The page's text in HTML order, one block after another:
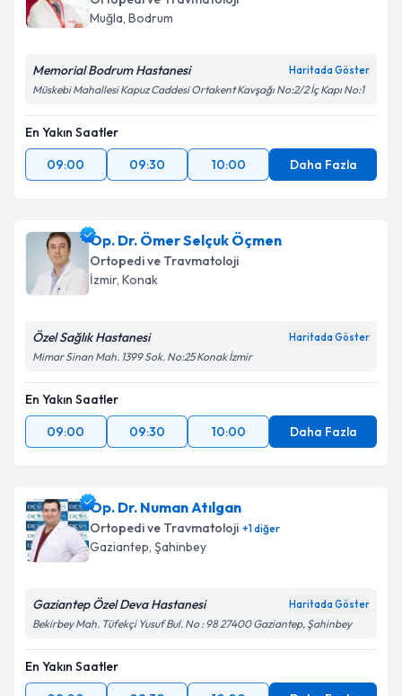
Muğla, Bodrum
Memorial Bodrum Hastanesi Haritada Göster
Müskebi Mahallesi Kapuz Caddesi Ortakent Kavşağı No:2/2 İç Kapı No:1
En Yakın Saatler
09:00
09:30 10:00 Daha Fazla
Op. Dr. Ömer Selçuk Öçmen
Ortopedi ve Travmatoloji
İzmir, Konak
Özel Sağlık Hastanesi Haritada Göster
Mimar Sinan Mah. 1399 Sok. No:25 Konak İzmir
En Yakın Saatler
09:00
09:30 10:00 Daha Fazla
Op. Dr. Numan Atılgan
Ortopedi ve Travmatoloji +1diğer
Gaziantep, Şahinbey
Gaziantep Özel Deva Hastanesi Haritada Göster
Bekirbey Mah. Tüfekçi Yusuf Bul. No : 98 27400 Gaziantep, Şahinbey
En Yakın Saatler